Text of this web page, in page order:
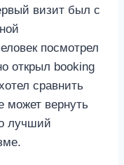
визит был с
посмотрел
открыл booking
сравнить
может вернуть
лучший